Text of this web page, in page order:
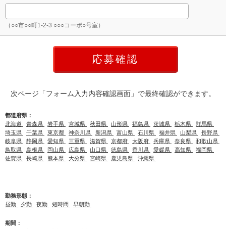
（○○市○○町1-2-3 ○○○コーポ○号室）
次ページ「フォーム入力内容確認画面」で最終確認ができます。
都道府県：
北海道
青森県 岩手県 宮城県 秋田県 山形県 福島県 茨城県 栃木県
群馬県
埼玉県
千葉県 東京都 神奈川県 新潟県 富山県 石川県 福井県 山梨県
長野県
岐阜県
静岡県 愛知県 三重県 滋賀県 京都府 大阪府 兵庫県 奈良県
和歌山県
鳥取県
島根県 岡山県 広島県 山口県 徳島県 香川県 愛媛県 高知県
福岡県
佐賀県
長崎県 熊本県 大分県 宮崎県 鹿児島県 沖縄県
勤務形態：
昼勤
夕勤 夜勤 短時間 早朝勤
期間：